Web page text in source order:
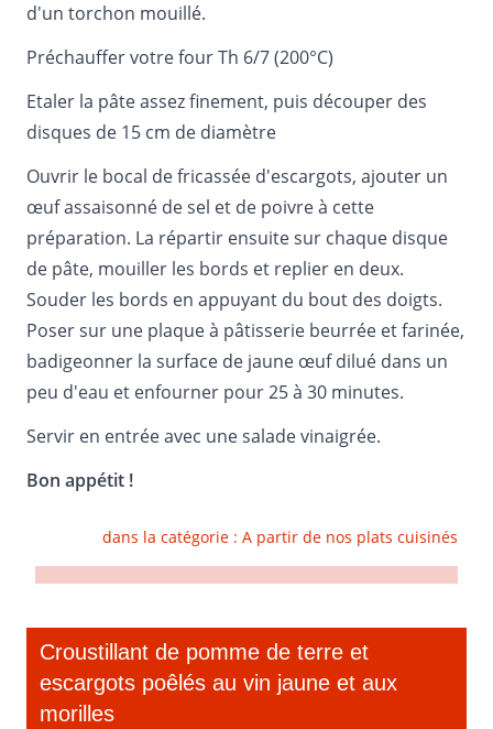
d'un torchon mouillé.
Préchauffer votre four Th 6/7 (200°C)
Etaler la pâte assez finement, puis découper des
disques de 15 cm de diamètre
Ouvrir le bocal de fricassée d'escargots, ajouter un
œuf assaisonné de sel et de poivre à cette
préparation. La répartir ensuite sur chaque disque
de pâte, mouiller les bords et replier en deux.
Souder les bords en appuyant du bout des doigts.
Poser sur une plaque à pâtisserie beurrée et farinée,
badigeonner la surface de jaune œuf dilué dans un
peu d'eau et enfourner pour 25 à 30 minutes.
Servir en entrée avec une salade vinaigrée.
Bon appétit !
dans la catégorie : A partir de nos plats cuisinés
Croustillant de pomme de terre et
escargots poêlés au vin jaune et aux
morilles